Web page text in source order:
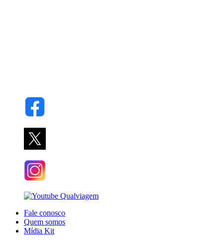
Fale conosco
Quem somos
Mídia Kit